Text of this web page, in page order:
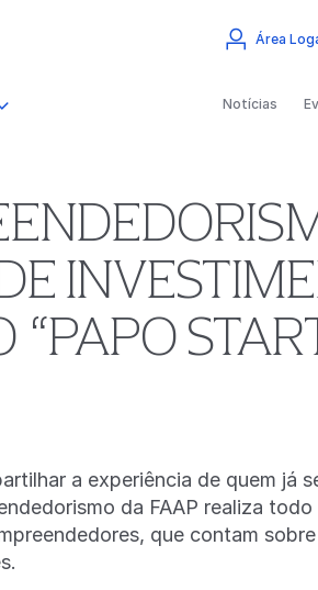
Área
Notícias
a experiência de quem já
da FAAP realiza todo
que contam